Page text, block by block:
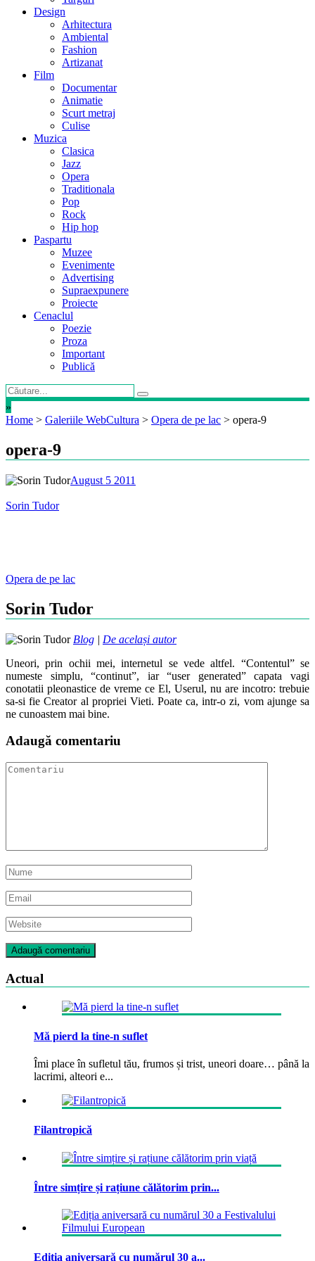
Design
Arhitectura
Ambiental
Fashion
Artizanat
Film
Documentar
Animatie
Scurt metraj
Culise
Muzica
Clasica
Jazz
Opera
Traditionala
Pop
Rock
Hip hop
Paspartu
Muzee
Evenimente
Advertising
Supraexpunere
Proiecte
Cenaclul
Poezie
Proza
Important
Publică
»
Home > Galeriile WebCultura > Opera de pe lac > opera-9
opera-9
August 5 2011
Sorin Tudor
Post
navigation
Opera de pe lac
Sorin Tudor
Blog | De același autor
Uneori, prin ochii mei, internetul se vede altfel. “Contentul” se
numeste simplu, “continut”, iar “user generated” capata vagi
conotatii pleonastice de vreme ce El, Userul, nu are incotro: trebuie
sa-si fie Creator al propriei Vieti. Poate ca, intr-o zi, vom ajunge sa
ne cunoastem mai bine.
Adaugă comentariu
Actual
Mă pierd la tine-n suflet
Îmi place în sufletul tău, frumos și trist, uneori doare… până la
lacrimi, alteori e...
Filantropică
Între simțire și rațiune călătorim prin...
Ediția aniversară cu numărul 30 a...